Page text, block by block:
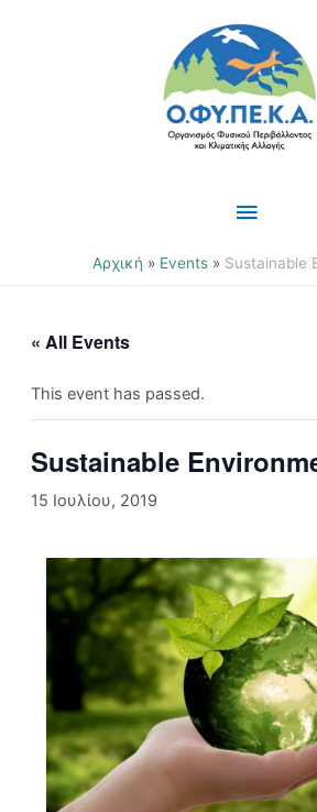
Κύριο
Μενού
Αρχική Events Sustainable
« All Events
This event has passed.
Sustainable
15 Ιουλίου, 2019